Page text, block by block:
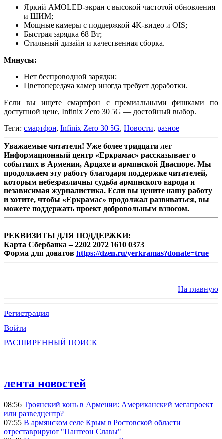
Яркий AMOLED-экран с высокой частотой обновления
и ШИМ;
Мощные камеры с поддержкой 4K-видео и OIS;
Быстрая зарядка 68 Вт;
Стильный дизайн и качественная сборка.
Минусы:
Нет беспроводной зарядки;
Цветопередача камер иногда требует доработки.
Если вы ищете смартфон с премиальными фишками по
доступной цене, Infinix Zero 30 5G — достойный выбор.
Теги: смартфон, Infinix Zero 30 5G, Новости, разное
Уважаемые читатели! Уже более тридцати лет
Информационный центр «Еркрамас» рассказывает о
событиях в Армении, Арцахе и армянской Диаспоре. Мы
продолжаем эту работу благодаря поддержке читателей,
которым небезразличны судьба армянского народа и
независимая журналистика. Если вы цените нашу работу
и хотите, чтобы «Еркрамас» продолжал развиваться, вы
можете поддержать проект добровольным взносом.
РЕКВИЗИТЫ ДЛЯ ПОДДЕРЖКИ:
Карта Сбербанка – 2202 2072 1610 0373
Форма для донатов https://dzen.ru/yerkramas?donate=true
На главную
Регистрация
Войти
РАСШИРЕННЫЙ ПОИСК
лента новостей
08:56 Троянский конь в Армении: Американский мегапроект
или разведцентр?
07:55 В армянском селе Крым в Ростовской области
отреставрируют "Пантеон Славы"